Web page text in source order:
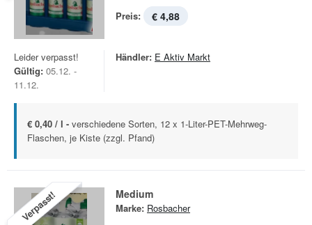
Preis: € 4,88
Leider verpasst!
Gültig: 05.12. -
11.12.
Händler: E Aktiv Markt
€ 0,40 / l - verschiedene Sorten, 12 x 1-Liter-PET-Mehrweg-
Flaschen, je Kiste (zzgl. Pfand)
Verpasst! Medium
Marke: Rosbacher